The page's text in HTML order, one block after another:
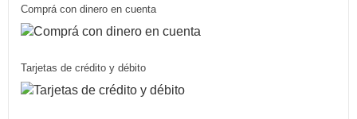
Comprá con dinero en cuenta
Tarjetas de crédito y débito